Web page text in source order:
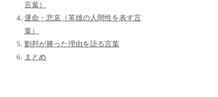
言葉）
運命・悲哀（英雄の人間性を表す言
葉）
劉邦が勝った理由を語る言葉
まとめ